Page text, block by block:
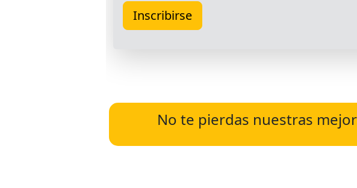
No te pierdas nuestras